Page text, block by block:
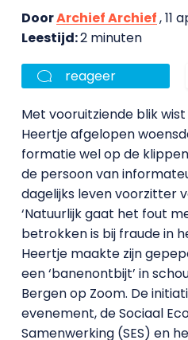
DoorArchief Archief, 11
Leestijd:2 minuten
reageer
Met vooruitziende blik
Heertje afgelopen
formatie wel op de
de persoon van
dagelijks leven voorzitter
‘Natuurlijk gaat het fout
betrokken is bij fraude in
Heertje maakte zijn
een ‘banenontbijt’ in
Bergen op Zoom. De
evenement, de Sociaal
Samenwerking (SES) en